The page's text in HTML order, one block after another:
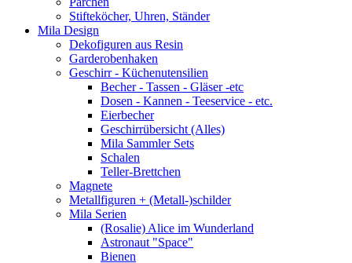
Stifteköcher, Uhren, Ständer
Mila Design
Dekofiguren aus Resin
Garderobenhaken
Geschirr - Küchenutensilien
Becher - Tassen - Gläser -etc
Dosen - Kannen - Teeservice - etc.
Eierbecher
Geschirrübersicht (Alles)
Mila Sammler Sets
Schalen
Teller-Brettchen
Magnete
Metallfiguren + (Metall-)schilder
Mila Serien
(Rosalie) Alice im Wunderland
Astronaut "Space"
Bienen